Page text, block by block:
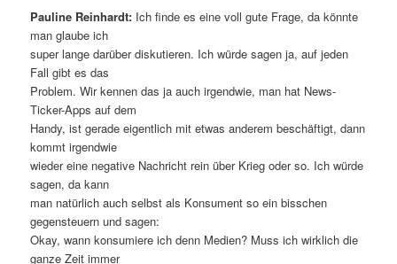
Pauline Reinhardt: Ich finde es eine voll gute Frage, da könnte
man glaube ich
super lange darüber diskutieren. Ich würde sagen ja, auf jeden
Fall gibt es das
Problem. Wir kennen das ja auch irgendwie, man hat News-
Ticker-Apps auf dem
Handy, ist gerade eigentlich mit etwas anderem beschäftigt, dann
kommt irgendwie
wieder eine negative Nachricht rein über Krieg oder so. Ich würde
sagen, da kann
man natürlich auch selbst als Konsument so ein bisschen
gegensteuern und sagen:
Okay, wann konsumiere ich denn Medien? Muss ich wirklich die
ganze Zeit immer